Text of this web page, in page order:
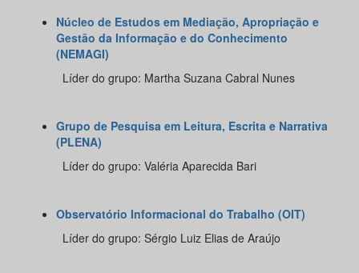
Núcleo de Estudos em Mediação, Apropriação e
Gestão da Informação e do Conhecimento
(NEMAGI)
Líder do grupo: Martha Suzana Cabral Nunes
Grupo de Pesquisa em Leitura, Escrita e Narrativa
(PLENA)
Líder do grupo: Valéria Aparecida Bari
Observatório Informacional do Trabalho (OIT)
Líder do grupo: Sérgio Luiz Elias de Araújo